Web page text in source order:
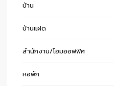
บ้าน
บ้านแฝด
สำนักงาน/โฮมออฟฟิศ
หอพัก